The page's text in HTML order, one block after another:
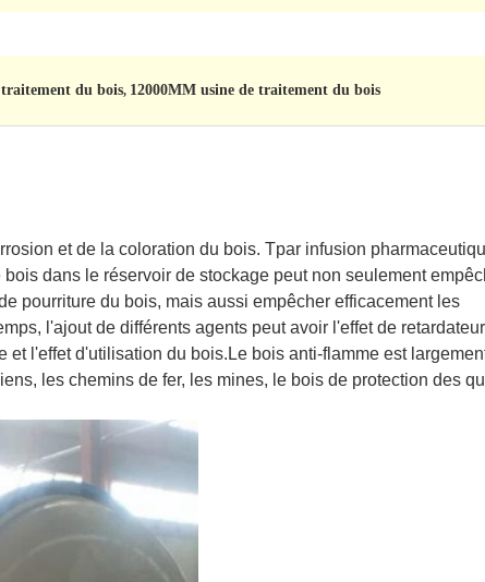
du bois, 12000MM usine de traitement du bois
et de la coloration du bois. Tpar infusion
bois dans le réservoir de stockage peut non seulement
pourriture du bois, mais aussi empêcher efficacement les
l'ajout de différents agents peut avoir l'effet de
et l'effet d'utilisation du bois. Le bois anti-flamme est
les chemins de fer, les mines, le bois de protection des